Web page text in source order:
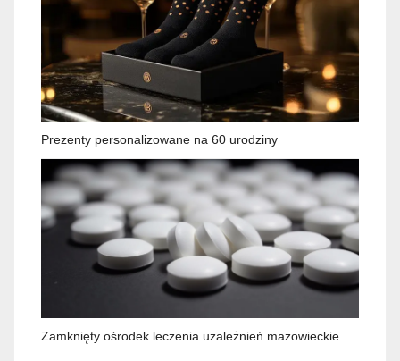
Prezenty personalizowane na 60 urodziny
Zamknięty ośrodek leczenia uzależnień mazowieckie